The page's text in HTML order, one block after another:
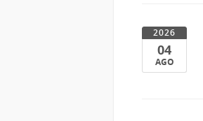
del
2026
2026
04
AGO